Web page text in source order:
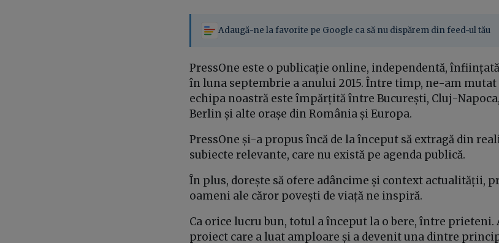
Adaugă-ne la favorite pe Google ca să nu dispărem din feed-ul tău
PressOne este o publicație online, independentă,
în luna septembrie a anului 2015. Între timp, ne-am
echipa noastră este împărțită între București, Cluj-
Berlin și alte orașe din România și Europa.
PressOne și-a propus încă de la început să extragă din
subiecte relevante, care nu există pe agenda publică.
În plus, dorește să ofere adâncime și context actualității,
oameni ale căror povești de viață ne inspiră.
Ca orice lucru bun, totul a început la o bere, între prieteni.
proiect care a luat amploare și a devenit una dintre